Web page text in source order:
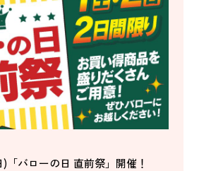
「バローの日 直前祭」開催！